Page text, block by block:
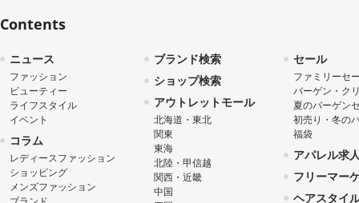
Contents
ニュース
ファッション
ビューティー
ライフスタイル
イベント
コラム
レディースファッション
ショッピング
メンズファッション
ブランド検索
ショップ検索
アウトレットモール
北海道・東北
関東
東海
北陸・甲信越
関西・近畿
中国
セール
ファミリーセ
バーゲン・ク
夏のバーゲン
初売り・冬の
福袋
アパレル求
フリーマー
ヘアスタイ